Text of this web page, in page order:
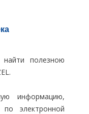
полезною
информацию,
электронной